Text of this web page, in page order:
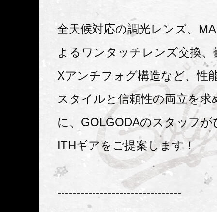
全天候対応の調光レンズ、
よるワンタッチレンズ交換
Xアンチフォグ構造など、性
スタイルと信頼性の両立を求
に、GOLGODAのスタッフ
ITHギアをご提案します！
--------------------------------